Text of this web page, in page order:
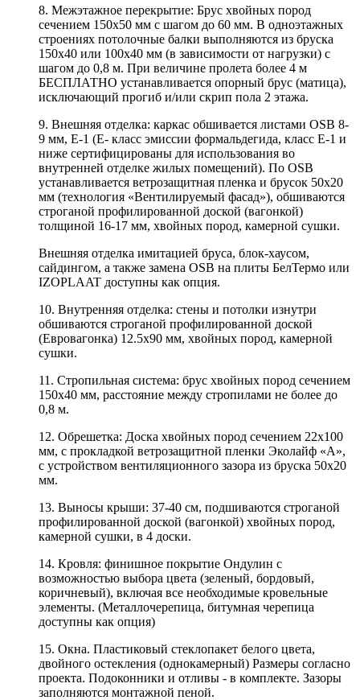
8. Межэтажное перекрытие: Брус хвойных пород
сечением 150х50 мм с шагом до 60 мм. В одноэтажных
строениях потолочные балки выполняются из бруска
150х40 или 100х40 мм (в зависимости от нагрузки) с
шагом до 0,8 м. При величине пролета более 4 м
БЕСПЛАТНО устанавливается опорный брус (матица),
исключающий прогиб и/или скрип пола 2 этажа.
9. Внешняя отделка: каркас обшивается листами OSB 8-
9 мм, Е-1 (Е- класс эмиссии формальдегида, класс Е-1 и
ниже сертифицированы для использования во
внутренней отделке жилых помещений). По OSB
устанавливается ветрозащитная пленка и брусок 50х20
мм (технология «Вентилируемый фасад»), обшиваются
строганой профилированной доской (вагонкой)
толщиной 16-17 мм, хвойных пород, камерной сушки.
Внешняя отделка имитацией бруса, блок-хаусом,
сайдингом, а также замена OSB на плиты БелТермо или
IZOPLAAT доступны как опция.
10. Внутренняя отделка: стены и потолки изнутри
обшиваются строганой профилированной доской
(Евровагонка) 12.5х90 мм, хвойных пород, камерной
сушки.
11. Стропильная система: брус хвойных пород сечением
150х40 мм, расстояние между стропилами не более до
0,8 м.
12. Обрешетка: Доска хвойных пород сечением 22х100
мм, с прокладкой ветрозащитной пленки Эколайф «А»,
с устройством вентиляционного зазора из бруска 50х20
мм.
13. Выносы крыши: 37-40 см, подшиваются строганой
профилированной доской (вагонкой) хвойных пород,
камерной сушки, в 4 доски.
14. Кровля: финишное покрытие Ондулин с
возможностью выбора цвета (зеленый, бордовый,
коричневый), включая все необходимые кровельные
элементы. (Металлочерепица, битумная черепица
доступны как опция)
15. Окна. Пластиковый стеклопакет белого цвета,
двойного остекления (однокамерный) Размеры согласно
проекта. Подоконники и отливы - в комплекте. Зазоры
заполняются монтажной пеной.